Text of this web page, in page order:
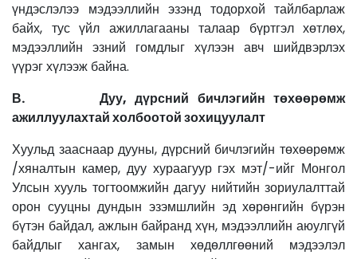
үндэслэлээ мэдээллийн эзэнд тодорхой тайлбарлаж
байх, тус үйл ажиллагааны талаар бүртгэл хөтлөх,
мэдээллийн эзний гомдлыг хүлээн авч шийдвэрлэх
үүрэг хүлээж байна.
В. Дуу, дүрсний бичлэгийн төхөөрөмж
ажиллуулахтай холбоотой зохицуулалт
Хуульд зааснаар дууны, дүрсний бичлэгийн төхөөрөмж
/хяналтын камер, дуу хураагуур гэх мэт/-ийг Монгол
Улсын хууль тогтоомжийн дагуу нийтийн зориулалттай
орон сууцны дундын эзэмшлийн эд хөрөнгийн бүрэн
бүтэн байдал, ажлын байранд хүн, мэдээллийн аюулгүй
байдлыг хангах, замын хөдөллгөөний мэдээлэл